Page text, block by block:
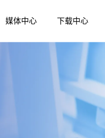
分子酶
qPCR
LAMP-DNA
媒体中心 下载中心